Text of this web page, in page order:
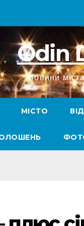
Odin
Новини
МІСТО